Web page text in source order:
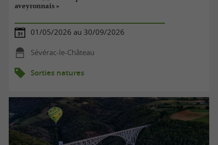
aveyronnais »
01/05/2026 au 30/09/2026
Sévérac-le-Château
Sorties natures